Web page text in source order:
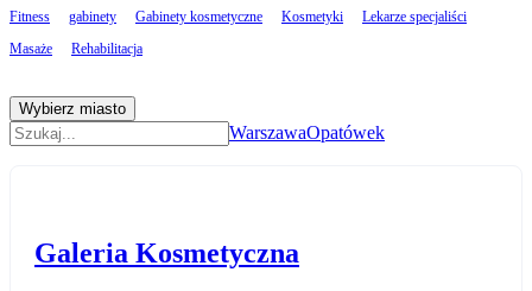
Fitness
gabinety Gabinety kosmetyczne Kosmetyki
Lekarze specjaliści
Masaże
Rehabilitacja
Wybierz miasto
WarszawaOpatówek
Galeria Kosmetyczna